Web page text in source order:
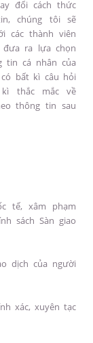
đổi cách thức
chúng tôi sẽ
các thành viên
ra lựa chọn
tin cá nhân của
bất kì câu hỏi
thắc mắc về
thông tin sau
tế, xâm phạm
sách Sàn giao
dịch của người
xác, xuyên tạc